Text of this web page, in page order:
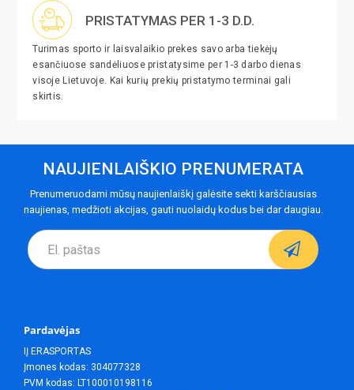
PRISTATYMAS PER 1-3 D.D.
Turimas sporto ir laisvalaikio prekes savo arba tiekėjų
esančiuose sandėliuose pristatysime per 1-3 darbo dienas
visoje Lietuvoje. Kai kurių prekių pristatymo terminai gali
skirtis.
NAUJIENLAIŠKIO PRENUMERATA
Prenumeruodami mūsų naujienlaiškį galėsite sekti karščiausias
naujienas, medžioti akcijas, gauti nuolaidų kodus bei dar daugiau.
Pardavėjas
IĮ ERASPORTAS
Įmones kodas: 304077328
PVM kodas: LT100010198116